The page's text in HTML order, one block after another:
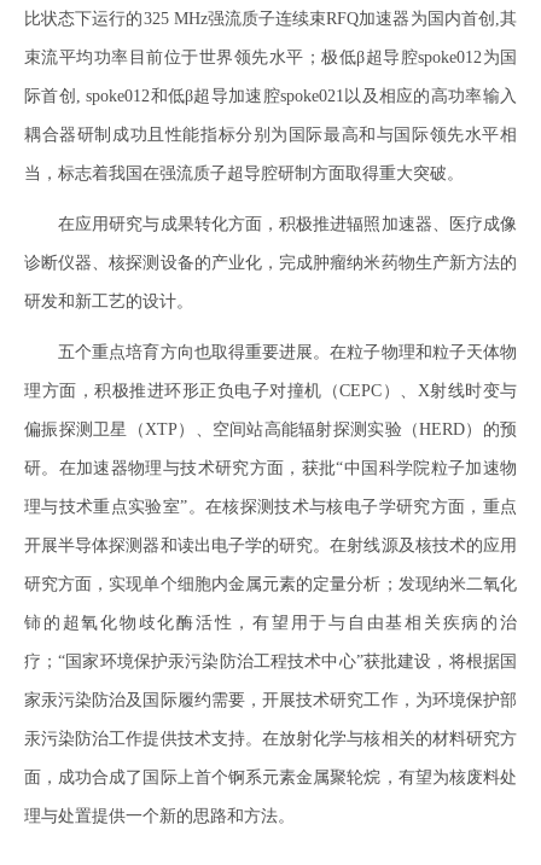
比状态下运行的325 MHz强流质子连续束RFQ加速器为国内首创,其
束流平均功率目前位于世界领先水平；极低β超导腔spoke012为国
际首创, spoke012和低β超导加速腔spoke021以及相应的高功率输入
耦合器研制成功且性能指标分别为国际最高和与国际领先水平相
当，标志着我国在强流质子超导腔研制方面取得重大突破。
在应用研究与成果转化方面，积极推进辐照加速器、医疗成像
诊断仪器、核探测设备的产业化，完成肿瘤纳米药物生产新方法的
研发和新工艺的设计。
五个重点培育方向也取得重要进展。在粒子物理和粒子天体物
理方面，积极推进环形正负电子对撞机（CEPC）、X射线时变与
偏振探测卫星（XTP）、空间站高能辐射探测实验（HERD）的预
研。在加速器物理与技术研究方面，获批“中国科学院粒子加速物
理与技术重点实验室”。在核探测技术与核电子学研究方面，重点
开展半导体探测器和读出电子学的研究。在射线源及核技术的应用
研究方面，实现单个细胞内金属元素的定量分析；发现纳米二氧化
铈的超氧化物歧化酶活性，有望用于与自由基相关疾病的治
疗；“国家环境保护汞污染防治工程技术中心”获批建设，将根据国
家汞污染防治及国际履约需要，开展技术研究工作，为环境保护部
汞污染防治工作提供技术支持。在放射化学与核相关的材料研究方
面，成功合成了国际上首个锕系元素金属聚轮烷，有望为核废料处
理与处置提供一个新的思路和方法。